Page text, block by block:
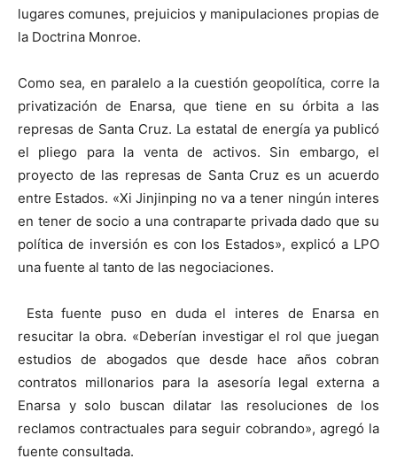
lugares comunes, prejuicios y manipulaciones propias de
la Doctrina Monroe.
Como sea, en paralelo a la cuestión geopolítica, corre la
privatización de Enarsa, que tiene en su órbita a las
represas de Santa Cruz. La estatal de energía ya publicó
el pliego para la venta de activos. Sin embargo, el
proyecto de las represas de Santa Cruz es un acuerdo
entre Estados. «Xi Jinjinping no va a tener ningún interes
en tener de socio a una contraparte privada dado que su
política de inversión es con los Estados», explicó a LPO
una fuente al tanto de las negociaciones.
Esta fuente puso en duda el interes de Enarsa en
resucitar la obra. «Deberían investigar el rol que juegan
estudios de abogados que desde hace años cobran
contratos millonarios para la asesoría legal externa a
Enarsa y solo buscan dilatar las resoluciones de los
reclamos contractuales para seguir cobrando», agregó la
fuente consultada.